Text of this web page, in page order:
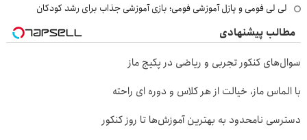
لی لی فومی و پازل آموزشی فومی؛ بازی آموزشی جذاب برای رشد کودکان
مطالب پیشنهادی
سوال‌های کنکور تجربی و ریاضی در پکیج ماز
با الماس ماز، خیالت از هر کلاس و دوره ای راحته
دسترسی نامحدود به بهترین آموزش‌ها تا روز کنکور